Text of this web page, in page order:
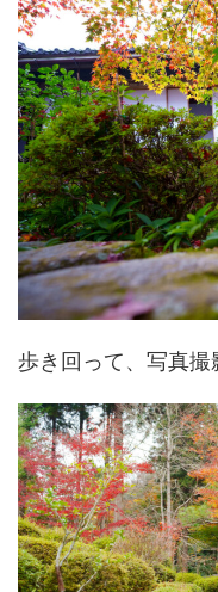
歩き回って、写真撮